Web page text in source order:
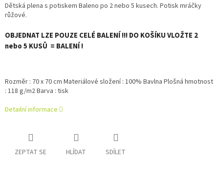
Dětská plena s potiskem Baleno po 2 nebo 5 kusech. Potisk mráčky
růžové.
OBJEDNAT LZE POUZE CELÉ BALENÍ !!! DO KOŠÍKU VLOŽTE 2
nebo 5 KUSŮ = BALENÍ !
Rozměr : 70 x 70 cm Materiálové složení : 100% Bavlna Plošná hmotnost
: 118 g/m2 Barva : tisk
Detailní informace
ZEPTAT SE HLÍDAT SDÍLET